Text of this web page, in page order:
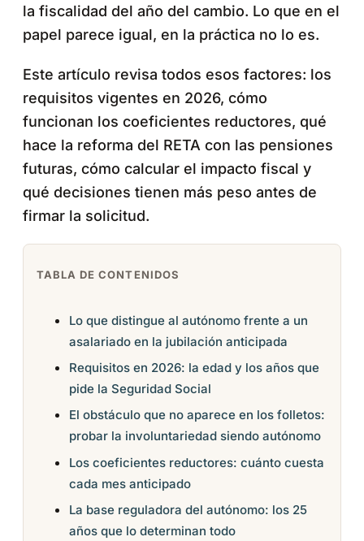
la fiscalidad del año del cambio. Lo que en el
papel parece igual, en la práctica no lo es.
Este artículo revisa todos esos factores: los
requisitos vigentes en 2026, cómo
funcionan los coeficientes reductores, qué
hace la reforma del RETA con las pensiones
futuras, cómo calcular el impacto fiscal y
qué decisiones tienen más peso antes de
firmar la solicitud.
TABLA DE CONTENIDOS
Lo que distingue al autónomo frente a un
asalariado en la jubilación anticipada
Requisitos en 2026: la edad y los años que
pide la Seguridad Social
El obstáculo que no aparece en los folletos:
probar la involuntariedad siendo autónomo
Los coeficientes reductores: cuánto cuesta
cada mes anticipado
La base reguladora del autónomo: los 25
años que lo determinan todo